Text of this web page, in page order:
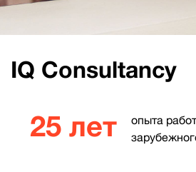
IQ Consultancy
25 лет
опыта